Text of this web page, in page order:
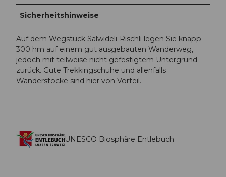
Sicherheitshinweise
Auf dem Wegstück Salwideli-Rischli legen Sie knapp
300 hm auf einem gut ausgebauten Wanderweg,
jedoch mit teilweise nicht gefestigtem Untergrund
zurück. Gute Trekkingschuhe und allenfalls
Wanderstöcke sind hier von Vorteil.
UNESCO Biosphäre Entlebuch